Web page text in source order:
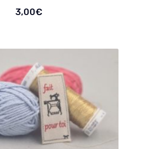
3,00€